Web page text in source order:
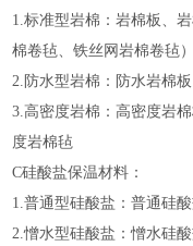
1.标准型岩棉：岩棉板、
棉卷毡、铁丝网岩棉卷毡）
2.防水型岩棉：防水岩棉
3.高密度岩棉：高密度岩
度岩棉毡
C硅酸盐保温材料：
1.普通型硅酸盐：普通硅
2.憎水型硅酸盐：憎水硅